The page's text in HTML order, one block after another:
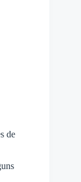
de